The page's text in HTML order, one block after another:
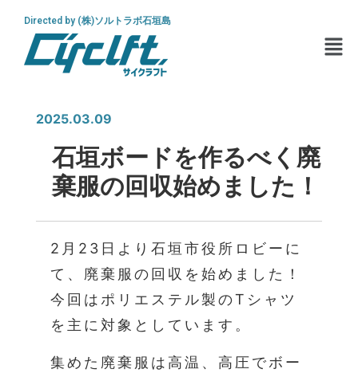
Directed by (株)ソルトラボ石垣島
2025.03.09
石垣ボードを作るべく廃
棄服の回収始めました！
2月23日より石垣市役所ロビーに
て、廃棄服の回収を始めました！
今回はポリエステル製のTシャツ
を主に対象としています。
集めた廃棄服は高温、高圧でボー